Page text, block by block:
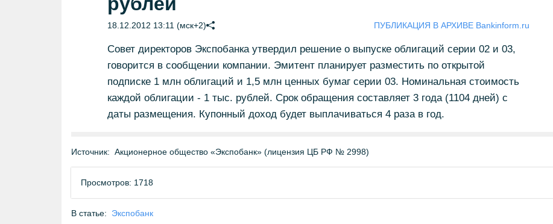
18.12.2012 13:11 (мск+2) ПУБЛИКАЦИЯ В АРХИВЕ Bankinform.ru
Совет директоров Экспобанка утвердил решение о выпуске облигаций серии 02 и 03,
говорится в сообщении компании. Эмитент планирует разместить по открытой
подписке 1 млн облигаций и 1,5 млн ценных бумаг серии 03. Номинальная стоимость
каждой облигации - 1 тыс. рублей. Срок обращения составляет 3 года (1104 дней) с
даты размещения. Купонный доход будет выплачиваться 4 раза в год.
Источник: Акционерное общество «Экспобанк» (лицензия ЦБ РФ № 2998)
Просмотров: 1718
В статье:
Экспобанк